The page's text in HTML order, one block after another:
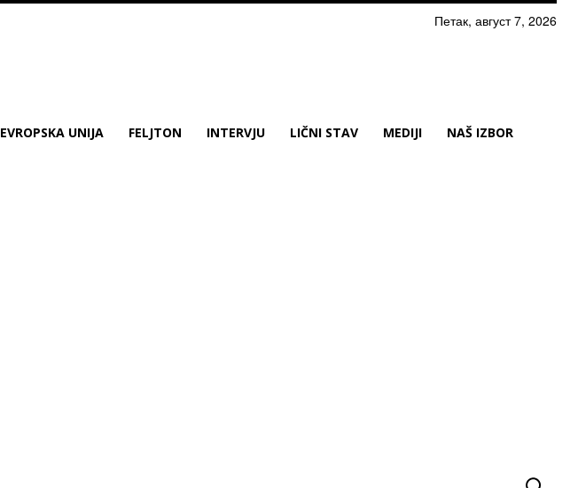
Петак, август 7, 2026
EVROPSKA UNIJA FELJTON INTERVJU LIČNI STAV MEDIJI NAŠ IZBOR